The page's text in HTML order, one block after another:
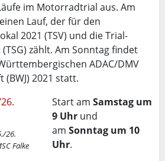
im Motorradtrial aus. Am
Lauf, der für den
2021 (TSV) und die Trial-
zählt. Am Sonntag findet
ADAC/DMV
2021 statt.
26.
Falke
Start am Samstag um
9 Uhr und
am Sonntag um 10
Uhr.